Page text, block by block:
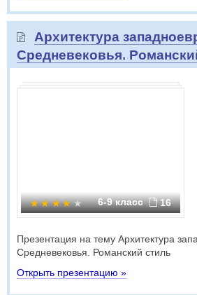
Архитектура
Средневековья.
6-9 класс 16
Презентация на тему Архитектура
Средневековья. Романский стиль
Открыть презентацию »